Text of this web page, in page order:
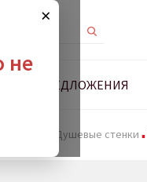
×
не
ПРЕДЛОЖЕНИЯ
Душевые стенки